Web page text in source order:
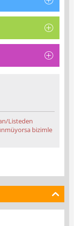
Listeden
bizimle